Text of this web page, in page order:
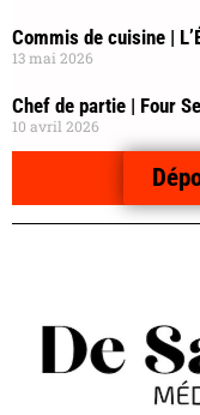
Commis de cuisine |
13 mai 2026
Chef de partie | Four
10 avril 2026